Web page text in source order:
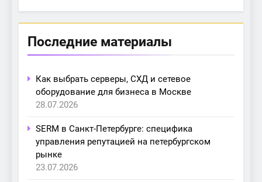
Последние материалы
Как выбрать серверы, СХД и сетевое
оборудование для бизнеса в Москве
28.07.2026
SERM в Санкт-Петербурге: специфика
управления репутацией на петербургском
рынке
23.07.2026